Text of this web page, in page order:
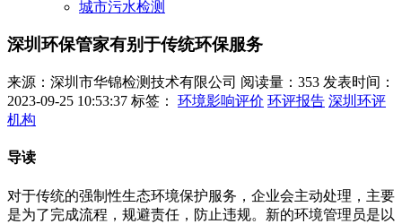
城市污水检测
深圳环保管家有别于传统环保服务
来源：深圳市华锦检测技术有限公司 阅读量：353 发表时间：
2023-09-25 10:53:37 标签： 环境影响评价 环评报告 深圳环评
机构
导读
对于传统的强制性生态环境保护服务，企业会主动处理，主要
是为了完成流程，规避责任，防止违规。新的环境管理员是以